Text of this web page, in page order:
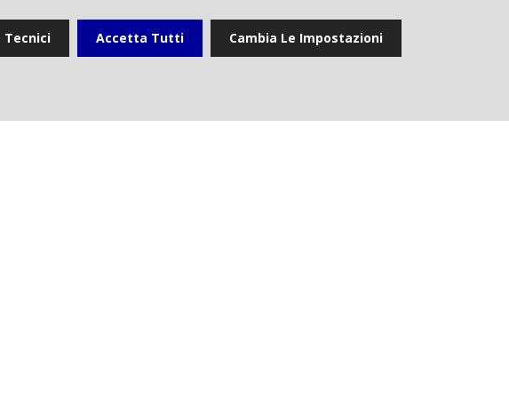
& Broadcasting , illustrando come le proprie
una gestione integrata dei contenuti:
Tecnici Accetta Tutti Cambia Le Impostazioni